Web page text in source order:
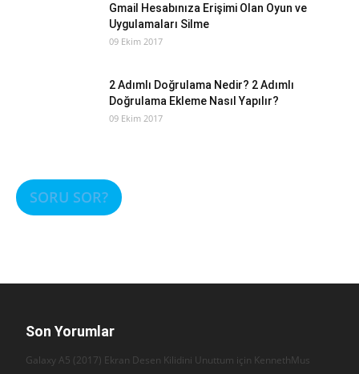
Gmail Hesabınıza Erişimi Olan Oyun ve
Uygulamaları Silme
09 Ekim 2017
2 Adımlı Doğrulama Nedir? 2 Adımlı
Doğrulama Ekleme Nasıl Yapılır?
09 Ekim 2017
SORU SOR?
Son Yorumlar
Galaxy A5 (2017) Ekran Desen Kilidini Unuttum için KennethMus